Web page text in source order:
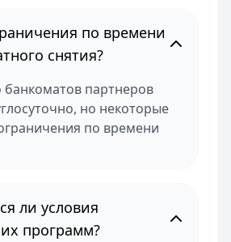
по времени
снятия?
партнеров
но некоторые
по времени
ли условия
программ?